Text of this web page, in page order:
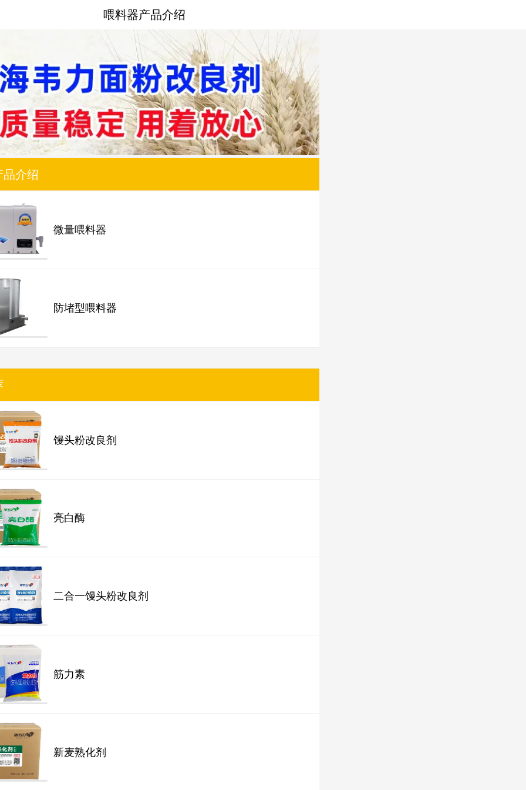
喂料器产品介绍
品介绍
微量喂料器
防堵型喂料器
馒头粉改良剂
亮白酶
二合一馒头粉改良剂
筋力素
新麦熟化剂